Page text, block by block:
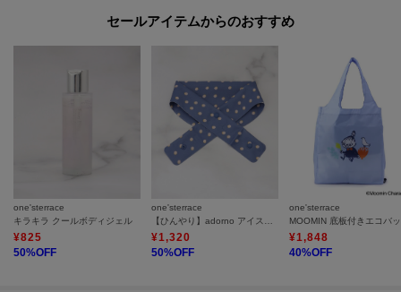
セールアイテムからのおすすめ
one'sterrace
キラキラ クールボディジェル
¥825
50%OFF
one'sterrace
¥1,320
50%OFF
one'sterrace
¥1,848
40%OFF